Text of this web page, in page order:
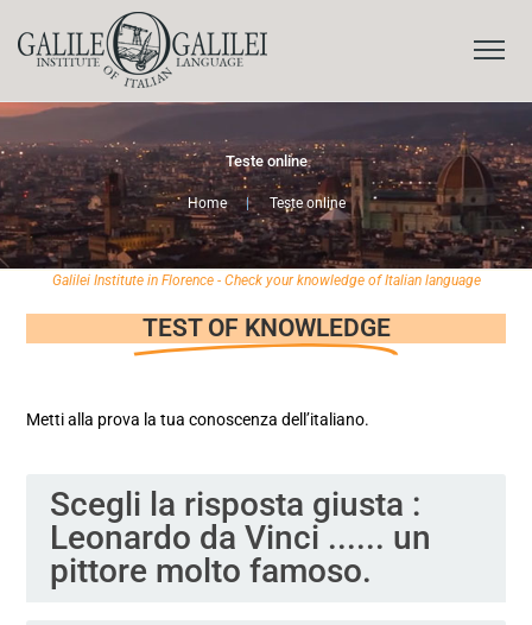
Teste online
Home | Teste online
Galilei Institute in Florence - Check your knowledge of Italian language
TEST OF KNOWLEDGE
Metti alla prova la tua conoscenza dell’italiano.
Scegli la risposta giusta :
Leonardo da Vinci ...... un
pittore molto famoso.